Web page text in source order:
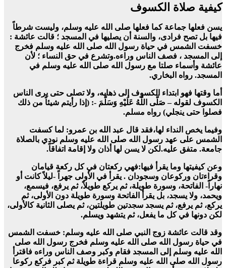
كيفية صلاة الكسوف
يسن فعلها جماعة كما فعلها صلى الله عليه وسلم، وليست شرطاً
فيها بل تصح فرادى، والسنة أن يصليها في المسجد ؛ قالت عائشة :
خسفت الشمس في حياة رسول الله صلى الله عليه وسلم فخرج
إلى المسجد ، فصف الناس وراءه.وتشرع في حق النساء ؛ لأن
عائشة وأسماء صلتا مع رسول الله صلى الله عليه وسلم في
المسجد. رواه البخاري.
أما وقتها فهو ابتداء الكسوف إلى ذهابه، ولا تصلى حتى يرى الناس
الكسوف لقوله – صَلَّى اللَّهُ عَلَيْهِ وَسَلَّمَ -: (إذا رأيتم شيئاً من ذلك
فصلوا حتى ينجلي) رواه مسلم.
وفيما يخص النداء لها،فقد قال عبد الله بن عمرو: لما كسفت
الشمس على عهد رسول الله صلى الله عليه وسلم نودي بالصلاة
جامعة. متفق عليه.لكن لا يسن لها أذان ولا إقامة اتفاقاً.
وعن كيفيتها وما يقرأ فيها:فهي ركعتان في كل ركعة قيامان
وقراءتان وركوعان وسجودان . يقرأ في الأولى جهراً -ليلاً كانت أو
نهاراً- الفاتحة، وسورة طويلة، ثم يركع طويلاً، ثم يرفع، فيسمع،
ويحمد، ولا يسجد، بل يقرأ الفاتحة وسورة طويلة دون الأولى، ثم
يركع، ثم يرفع، ثم يسجد سجدتين طويلتين، ثم يصلى الثانية كالأولى،
لكن دونها في كل ما يفعل، ثم يتشهد ويسلم.
وقد قالت عائشة زوج النبي صلى الله عليه وسلم: خسفت الشمس
في حياة رسول الله صلى الله عليه وسلم فخرج رسول الله صلى
الله عليه وسلم إلى المسجد فقام وكبر وصف الناس وراءه فاقترأ
رسول الله صلى الله عليه وسلم قراءة طويلة ثم كبر فركع ركوعا